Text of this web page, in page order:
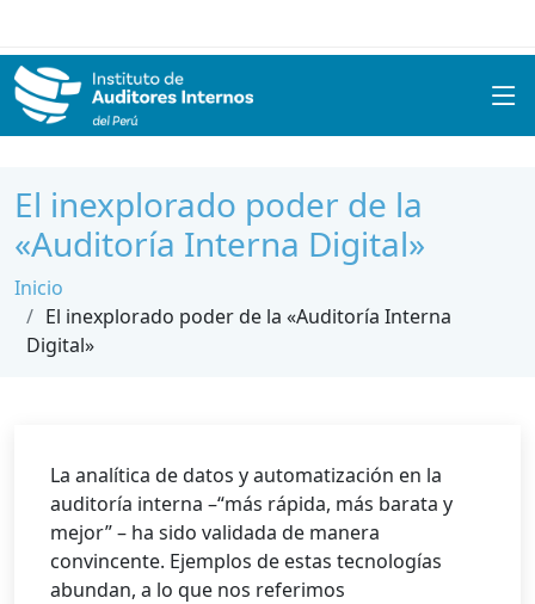
El inexplorado poder de la
«Auditoría Interna Digital»
Inicio
El inexplorado poder de la «Auditoría Interna
Digital»
La analítica de datos y automatización en la
auditoría interna –“más rápida, más barata y
mejor” – ha sido validada de manera
convincente. Ejemplos de estas tecnologías
abundan, a lo que nos referimos